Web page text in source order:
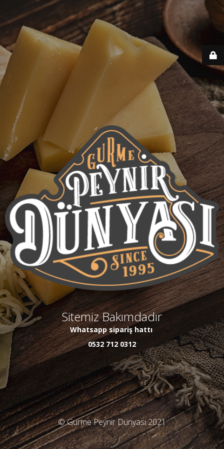
Sitemiz Bakımdadır
Whatsapp sipariş hattı
0532 712 0312
© Gurme Peynir Dünyası 2021